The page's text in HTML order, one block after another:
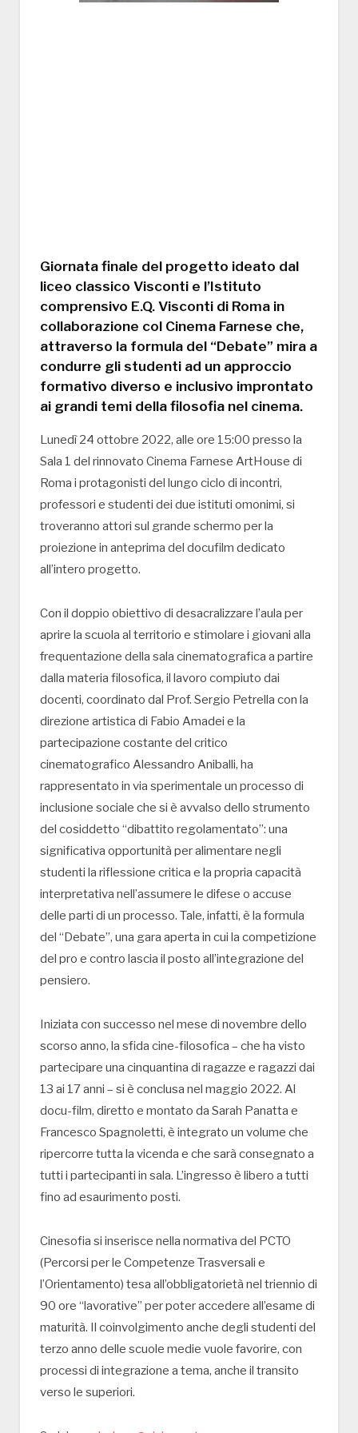
Giornata finale del progetto ideato dal
liceo classico Visconti e l’Istituto
comprensivo E.Q. Visconti di Roma in
collaborazione col Cinema Farnese che,
attraverso la formula del “Debate” mira a
condurre gli studenti ad un approccio
formativo diverso e inclusivo improntato
ai grandi temi della filosofia nel cinema.
Lunedì 24 ottobre 2022, alle ore 15:00 presso la
Sala 1 del rinnovato Cinema Farnese ArtHouse di
Roma i protagonisti del lungo ciclo di incontri,
professori e studenti dei due istituti omonimi, si
troveranno attori sul grande schermo per la
proiezione in anteprima del docufilm dedicato
all’intero progetto.
Con il doppio obiettivo di desacralizzare l’aula per
aprire la scuola al territorio e stimolare i giovani alla
frequentazione della sala cinematografica a partire
dalla materia filosofica, il lavoro compiuto dai
docenti, coordinato dal Prof. Sergio Petrella con la
direzione artistica di Fabio Amadei e la
partecipazione costante del critico
cinematografico Alessandro Aniballi, ha
rappresentato in via sperimentale un processo di
inclusione sociale che si è avvalso dello strumento
del cosiddetto “dibattito regolamentato”: una
significativa opportunità per alimentare negli
studenti la riflessione critica e la propria capacità
interpretativa nell’assumere le difese o accuse
delle parti di un processo. Tale, infatti, è la formula
del “Debate”, una gara aperta in cui la competizione
del pro e contro lascia il posto all’integrazione del
pensiero.
Iniziata con successo nel mese di novembre dello
scorso anno, la sfida cine-filosofica – che ha visto
partecipare una cinquantina di ragazze e ragazzi dai
13 ai 17 anni – si è conclusa nel maggio 2022. Al
docu-film, diretto e montato da Sarah Panatta e
Francesco Spagnoletti, è integrato un volume che
ripercorre tutta la vicenda e che sarà consegnato a
tutti i partecipanti in sala. L’ingresso è libero a tutti
fino ad esaurimento posti.
Cinesofia si inserisce nella normativa del PCTO
(Percorsi per le Competenze Trasversali e
l’Orientamento) tesa all’obbligatorietà nel triennio di
90 ore “lavorative” per poter accedere all’esame di
maturità. Il coinvolgimento anche degli studenti del
terzo anno delle scuole medie vuole favorire, con
processi di integrazione a tema, anche il transito
verso le superiori.